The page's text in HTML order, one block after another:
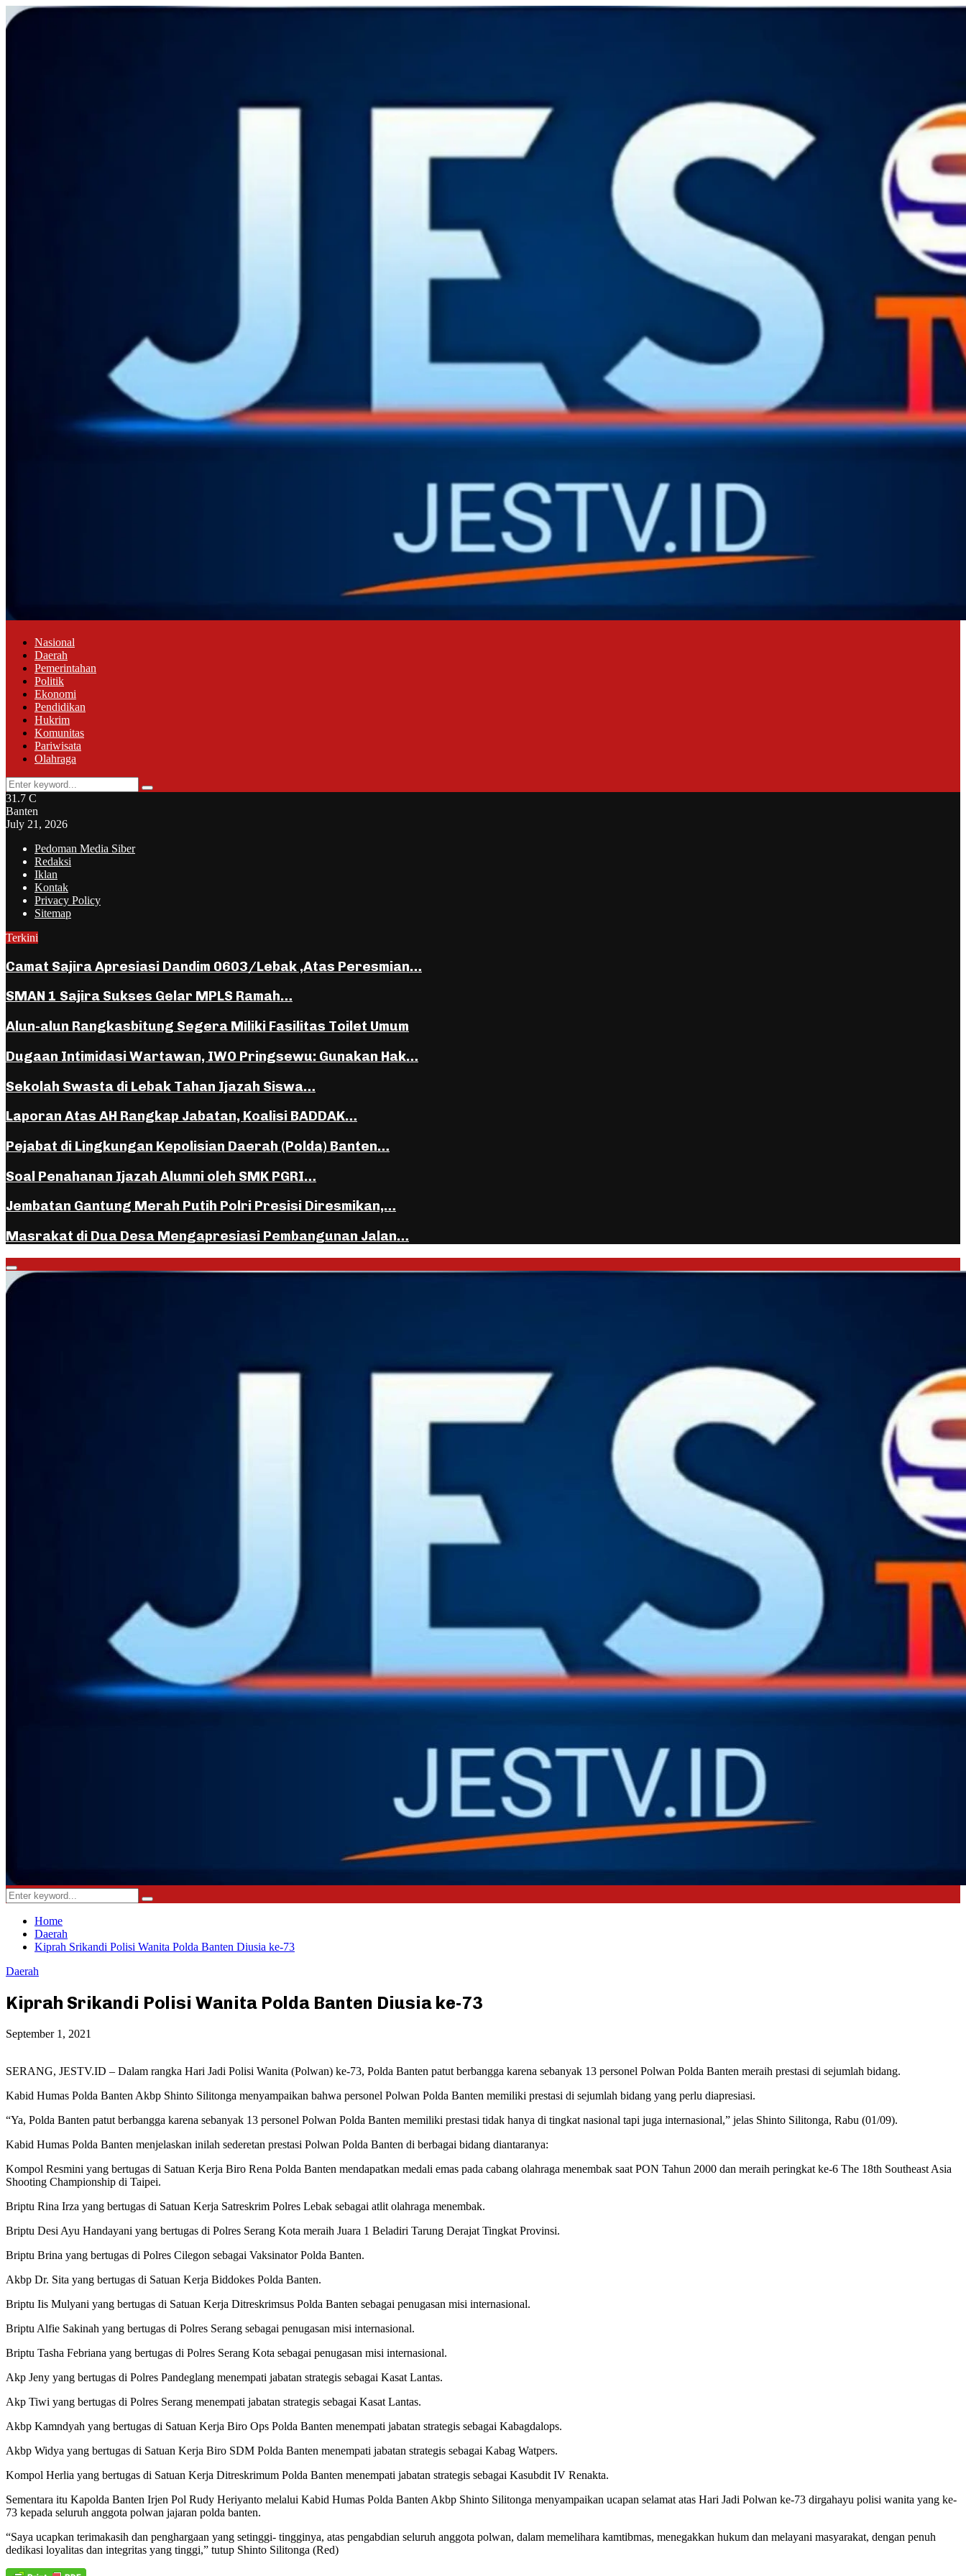
Nasional
Daerah
Pemerintahan
Politik
Ekonomi
Pendidikan
Hukrim
Komunitas
Pariwisata
Olahraga
Search
for:
Search
31.7 C
Banten
July 21, 2026
Pedoman Media Siber
Redaksi
Iklan
Kontak
Privacy Policy
Sitemap
Terkini
Camat Sajira Apresiasi Dandim 0603/Lebak ,Atas Peresmian…
SMAN 1 Sajira Sukses Gelar MPLS Ramah…
Alun-alun Rangkasbitung Segera Miliki Fasilitas Toilet Umum
Dugaan Intimidasi Wartawan, IWO Pringsewu: Gunakan Hak…
Sekolah Swasta di Lebak Tahan Ijazah Siswa…
Laporan Atas AH Rangkap Jabatan, Koalisi BADDAK…
Pejabat di Lingkungan Kepolisian Daerah (Polda) Banten…
Soal Penahanan Ijazah Alumni oleh SMK PGRI…
Jembatan Gantung Merah Putih Polri Presisi Diresmikan,…
Masrakat di Dua Desa Mengapresiasi Pembangunan Jalan…
Facebook
Instagram
Youtube
Whatsapp
Primary
Menu
Search
for:
Search
Home
Daerah
Kiprah Srikandi Polisi Wanita Polda Banten Diusia ke-73
Daerah
Kiprah Srikandi Polisi Wanita Polda Banten Diusia ke-73
September 1, 2021
SERANG, JESTV.ID – Dalam rangka Hari Jadi Polisi Wanita (Polwan) ke-73, Polda Banten patut berbangga karena sebanyak 13 personel Polwan Polda Banten meraih prestasi di sejumlah bidang.
Kabid Humas Polda Banten Akbp Shinto Silitonga menyampaikan bahwa personel Polwan Polda Banten memiliki prestasi di sejumlah bidang yang perlu diapresiasi.
“Ya, Polda Banten patut berbangga karena sebanyak 13 personel Polwan Polda Banten memiliki prestasi tidak hanya di tingkat nasional tapi juga internasional,” jelas Shinto Silitonga, Rabu (01/09).
Kabid Humas Polda Banten menjelaskan inilah sederetan prestasi Polwan Polda Banten di berbagai bidang diantaranya:
Kompol Resmini yang bertugas di Satuan Kerja Biro Rena Polda Banten mendapatkan medali emas pada cabang olahraga menembak saat PON Tahun 2000 dan meraih peringkat ke-6 The 18th Southeast Asia
Shooting Championship di Taipei.
Briptu Rina Irza yang bertugas di Satuan Kerja Satreskrim Polres Lebak sebagai atlit olahraga menembak.
Briptu Desi Ayu Handayani yang bertugas di Polres Serang Kota meraih Juara 1 Beladiri Tarung Derajat Tingkat Provinsi.
Briptu Brina yang bertugas di Polres Cilegon sebagai Vaksinator Polda Banten.
Akbp Dr. Sita yang bertugas di Satuan Kerja Biddokes Polda Banten.
Briptu Iis Mulyani yang bertugas di Satuan Kerja Ditreskrimsus Polda Banten sebagai penugasan misi internasional.
Briptu Alfie Sakinah yang bertugas di Polres Serang sebagai penugasan misi internasional.
Briptu Tasha Febriana yang bertugas di Polres Serang Kota sebagai penugasan misi internasional.
Akp Jeny yang bertugas di Polres Pandeglang menempati jabatan strategis sebagai Kasat Lantas.
Akp Tiwi yang bertugas di Polres Serang menempati jabatan strategis sebagai Kasat Lantas.
Akbp Kamndyah yang bertugas di Satuan Kerja Biro Ops Polda Banten menempati jabatan strategis sebagai Kabagdalops.
Akbp Widya yang bertugas di Satuan Kerja Biro SDM Polda Banten menempati jabatan strategis sebagai Kabag Watpers.
Kompol Herlia yang bertugas di Satuan Kerja Ditreskrimum Polda Banten menempati jabatan strategis sebagai Kasubdit IV Renakta.
Sementara itu Kapolda Banten Irjen Pol Rudy Heriyanto melalui Kabid Humas Polda Banten Akbp Shinto Silitonga menyampaikan ucapan selamat atas Hari Jadi Polwan ke-73 dirgahayu polisi wanita yang ke-
73 kepada seluruh anggota polwan jajaran polda banten.
“Saya ucapkan terimakasih dan penghargaan yang setinggi- tingginya, atas pengabdian seluruh anggota polwan, dalam memelihara kamtibmas, menegakkan hukum dan melayani masyarakat, dengan penuh
dedikasi loyalitas dan integritas yang tinggi,” tutup Shinto Silitonga (Red)